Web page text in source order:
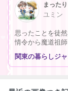
まったり
ユミン
思ったことを徒
情令から魔道祖
関東の暮らしジ